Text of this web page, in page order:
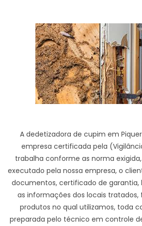
A dedetizadora de cupim em
empresa certificada pela
trabalha conforme as norma
executado pela nossa empresa, o
documentos, certificado de
as informações dos locais
produtos no qual utilizamos, toda
preparada pelo técnico em controle